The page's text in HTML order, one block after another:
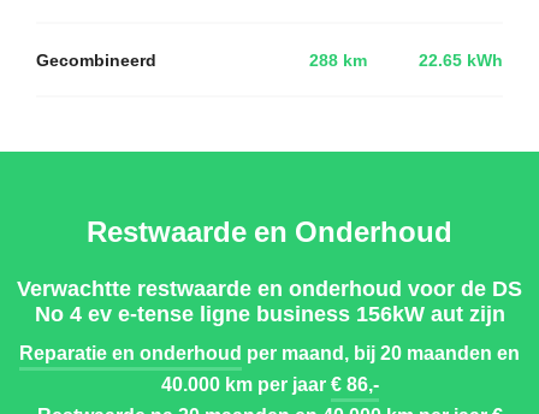
Gecombineerd 288 km 22.65 kWh
Restwaarde en Onderhoud
Verwachtte restwaarde en onderhoud voor de DS
No 4 ev e-tense ligne business 156kW aut zijn
Reparatie en onderhoud per maand, bij 20 maanden en
40.000 km per jaar€ 86,-